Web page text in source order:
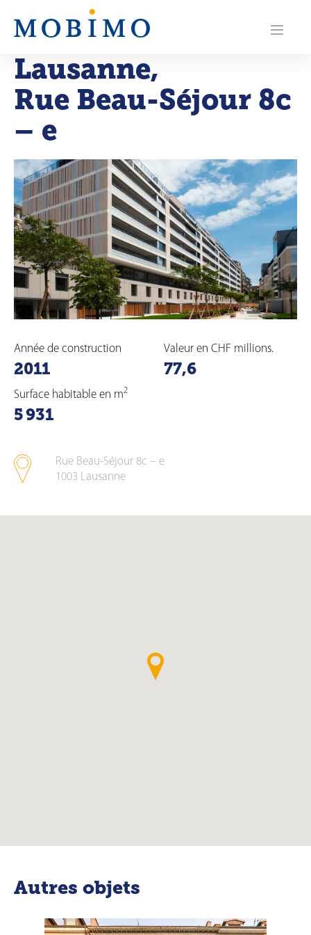
N
a
v
i
g
t
i
o
n
Lausanne,
Rue Beau-Séjour 8c
– e
Année de construction
2011
Valeur en CHF millions.
77,6
Surface habitable en m2
5 931
Rue Beau-Séjour 8c – e
1003 Lausanne
Autres objets